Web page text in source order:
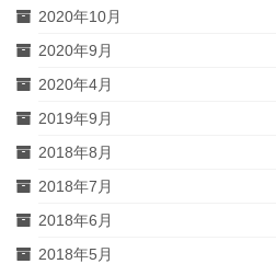
2020年10月
2020年9月
2020年4月
2019年9月
2018年8月
2018年7月
2018年6月
2018年5月